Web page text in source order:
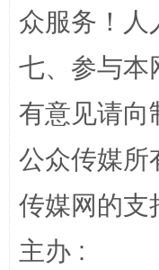
众服务！人
七、参与本
有意见请向
公众传媒所
传媒网的支
主办 :